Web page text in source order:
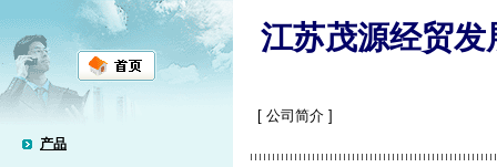
产品
江苏茂源经贸发
[ 公司简介 ]